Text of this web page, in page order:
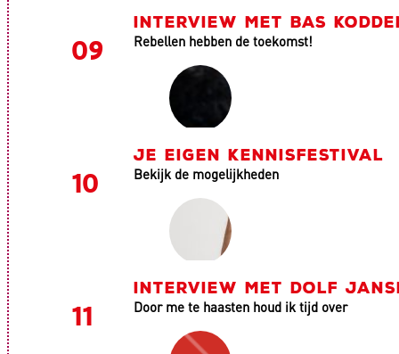
INTERVIEW MET BAS
Rebellen hebben de toekomst!
JE EIGEN KENNISFESTIVAL
Bekijk de mogelijkheden
INTERVIEW MET DOLF
Door me te haasten houd ik tijd over